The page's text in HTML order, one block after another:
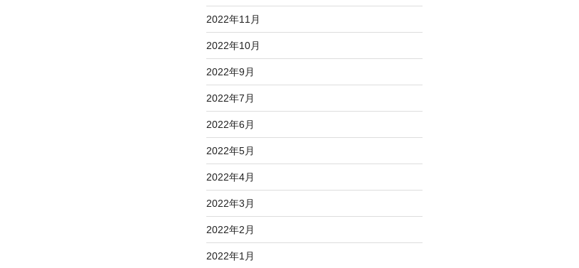
2022年11月
2022年10月
2022年9月
2022年7月
2022年6月
2022年5月
2022年4月
2022年3月
2022年2月
2022年1月